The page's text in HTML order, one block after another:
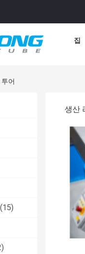
집
어
(15)
생산